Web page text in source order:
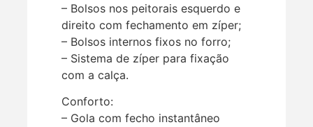
– Bolsos nos peitorais esquerdo e
direito com fechamento em zíper;
– Bolsos internos fixos no forro;
– Sistema de zíper para fixação
com a calça.
Conforto:
– Gola com fecho instantâneo